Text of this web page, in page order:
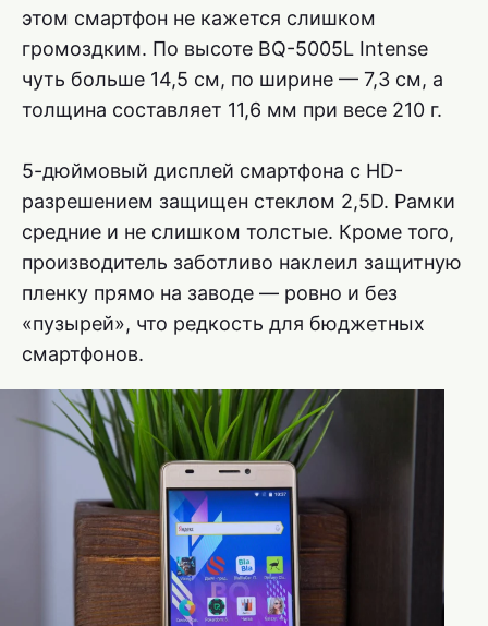
этом смартфон не кажется слишком
громоздким. По высоте BQ-5005L Intense
чуть больше 14,5 см, по ширине — 7,3 см, а
толщина составляет 11,6 мм при весе 210 г.
5-дюймовый дисплей смартфона с HD-
разрешением защищен стеклом 2,5D. Рамки
средние и не слишком толстые. Кроме того,
производитель заботливо наклеил защитную
пленку прямо на заводе — ровно и без
«пузырей», что редкость для бюджетных
смартфонов.